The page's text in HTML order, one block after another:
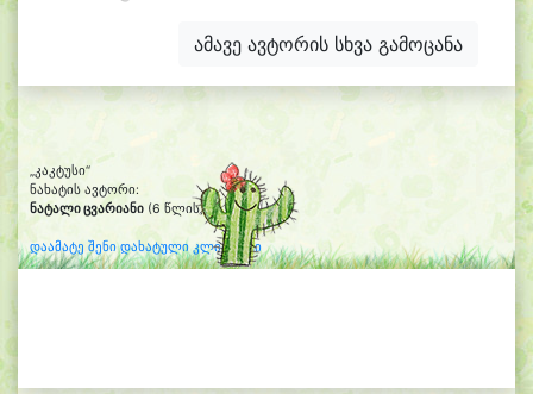
ამავე ავტორის სხვა გამოცანა
„კაკტუსი“
ნახატის ავტორი:
ნატალი ცვარიანი (6 წლის)
დაამატე შენი დახატული კლიპარტი